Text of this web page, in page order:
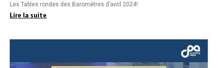
Les Tables rondes des Baromètres d’avril 2024!
Lire la suite